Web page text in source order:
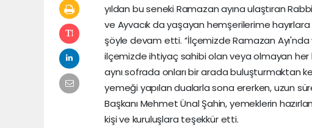
yıldan bu seneki Ramazan ayına ulaştıran
ve Ayvacık da yaşayan hemşerilerime
şöyle devam etti. ‘’İlçemizde Ramazan
ilçemizde ihtiyaç sahibi olan veya olmayan
aynı sofrada onları bir arada buluşturmaktan
yemeği yapılan dualarla sona ererken, uzun
Başkanı Mehmet Ünal Şahin, yemeklerin
kişi ve kuruluşlara teşekkür etti.